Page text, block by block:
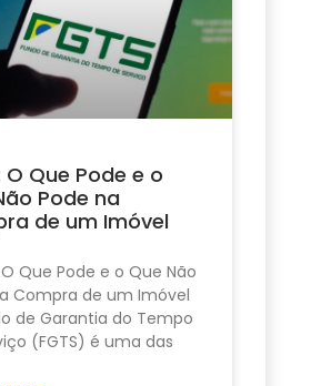
O Que Pode e o
Pode na
de um Imóvel
O Que Pode e o Que Não
Compra de um Imóvel
de Garantia do Tempo
(FGTS) é uma das